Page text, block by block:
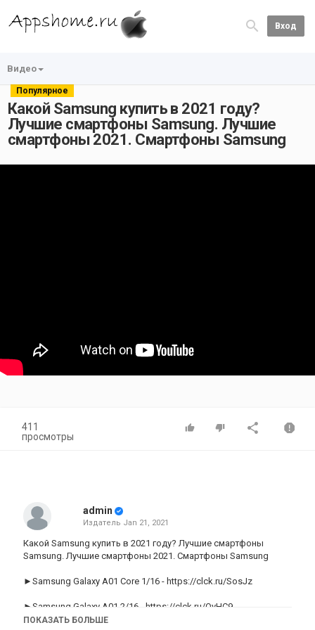
Вход
Видео
Популярное
Какой Samsung купить в 2021 году?
Лучшие смартфоны Samsung. Лучшие
смартфоны 2021. Смартфоны Samsung
411
просмотры
admin
Издатель Jan 21, 2021
Какой Samsung купить в 2021 году? Лучшие смартфоны
Samsung. Лучшие смартфоны 2021. Смартфоны Samsung
►Samsung Galaxy A01 Core 1/16 - https://clck.ru/SosJz
►Samsung Galaxy A01 2/16 - https://clck.ru/QyHC9
ПОКАЗАТЬ БОЛЬШЕ